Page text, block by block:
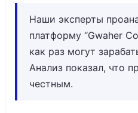
Наши эксперты
платформу “Gwaher
как раз могут
Анализ показал, что
честным.